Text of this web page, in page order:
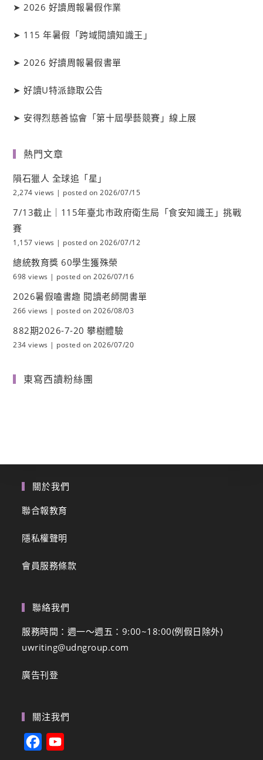
➤ 2026 好讀周報暑假作業
➤ 115 年暑假「跨域閱讀知識王」
➤ 2026 好讀周報暑假書單
➤好讀U特派錄取公告
➤ 安得烈慈善協會「第十屆學藝競賽」線上展
熱門文章
隕石獵人 全球追「星」
2,274 views | posted on 2026/07/15
7/13截止｜115年臺北市政府衛生局「食安知識王」挑戰
賽
1,157 views | posted on 2026/07/12
總統教育獎 60學生獲殊榮
698 views | posted on 2026/07/16
2026暑假嗑書趣 閱讀老師開書單
266 views | posted on 2026/08/03
882期2026-7-20 攀樹體驗
234 views | posted on 2026/07/20
東寫西讀粉絲團
關於我們
聯合報教育
隱私權聲明
會員服務條款
聯絡我們
服務時間：週一～週五：9:00~18:00(例假日除外)
uwriting@udngroup.com
廣告刊登
關注我們